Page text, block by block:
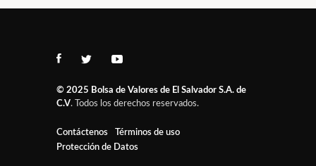
© 2025 Bolsa de Valores de El Salvador S.A. de
C.V. Todos los derechos reservados.
Contáctenos
Términos de uso
Protección de Datos